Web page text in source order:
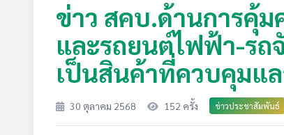
ข่าว สคบ.ด้านการคุ้ม
และรถยนต์ไฟฟ้า-ร
เป็นสินค้าที่ควบคุมแ
30 ตุลาคม 2568 152 ครั้ง ข่าวประชาสัมพันธ์